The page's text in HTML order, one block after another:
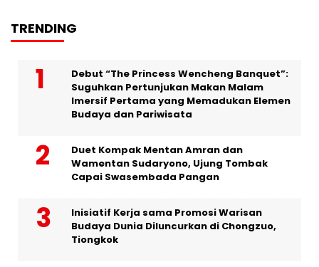
TRENDING
Debut “The Princess Wencheng Banquet”:
Suguhkan Pertunjukan Makan Malam
Imersif Pertama yang Memadukan Elemen
Budaya dan Pariwisata
Duet Kompak Mentan Amran dan
Wamentan Sudaryono, Ujung Tombak
Capai Swasembada Pangan
Inisiatif Kerja sama Promosi Warisan
Budaya Dunia Diluncurkan di Chongzuo,
Tiongkok